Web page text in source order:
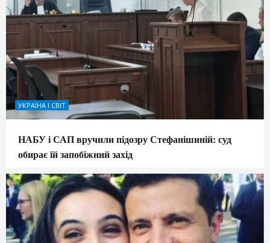
УКРАЇНА І СВІТ
НАБУ і САП вручили підозру Стефанішиній: суд
обирає їй запобіжний захід